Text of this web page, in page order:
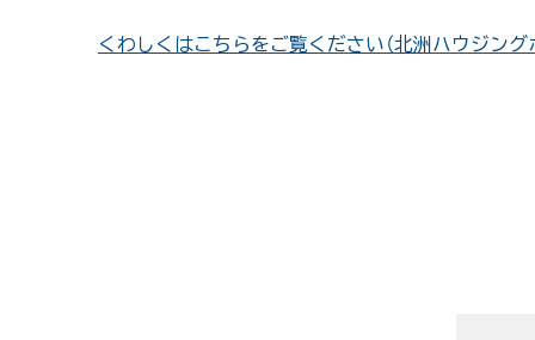
くわしくはこちらをご覧ください（北洲ハウジング